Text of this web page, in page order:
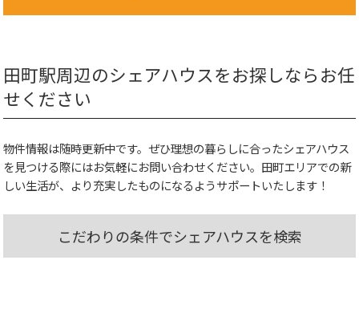
田町駅周辺のシェアハウスをお探しならお任
せください
物件情報は随時更新中です。ぜひ理想の暮らしに合ったシェアハウス
を見つける際にはお気軽にお問い合わせください。田町エリアでの新
しい生活が、より充実したものになるようサポートいたします！
こだわりの条件でシェアハウスを検索